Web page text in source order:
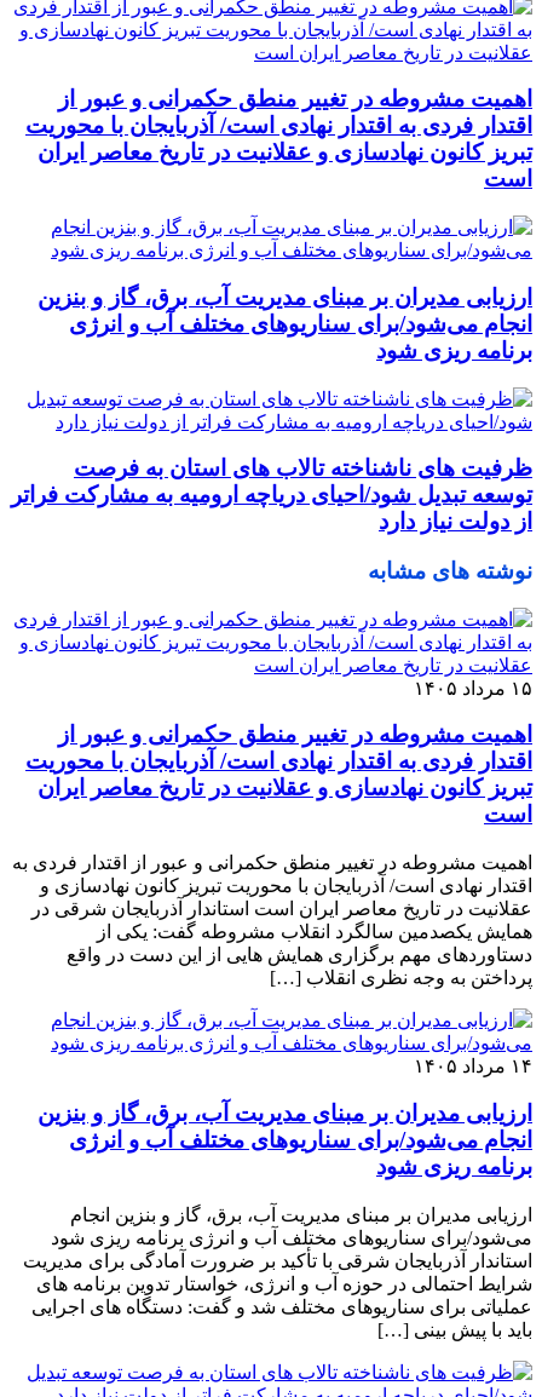
اهمیت مشروطه در تغییر منطق حکمرانی و عبور از
اقتدار فردی به اقتدار نهادی است/ آذربایجان با محوریت
تبریز کانون نهادسازی و عقلانیت در تاریخ معاصر ایران
است
ارزیابی مدیران بر مبنای مدیریت آب، برق، گاز و بنزین
انجام می‌شود/برای سناریوهای مختلف آب و انرژی
برنامه ‌ریزی شود
ظرفیت‌ های ناشناخته تالاب‌ های استان به فرصت
توسعه تبدیل شود/احیای دریاچه ارومیه به مشارکت فراتر
از دولت نیاز دارد
نوشته های مشابه
۱۵ مرداد ۱۴۰۵
اهمیت مشروطه در تغییر منطق حکمرانی و عبور از
اقتدار فردی به اقتدار نهادی است/ آذربایجان با محوریت
تبریز کانون نهادسازی و عقلانیت در تاریخ معاصر ایران
است
اهمیت مشروطه در تغییر منطق حکمرانی و عبور از اقتدار فردی به
اقتدار نهادی است/ آذربایجان با محوریت تبریز کانون نهادسازی و
عقلانیت در تاریخ معاصر ایران است استاندار آذربایجان شرقی در
همایش یکصدمین سالگرد انقلاب مشروطه گفت: یکی از
دستاوردهای مهم برگزاری همایش هایی از این دست در واقع
پرداختن به وجه نظری انقلاب […]
۱۴ مرداد ۱۴۰۵
ارزیابی مدیران بر مبنای مدیریت آب، برق، گاز و بنزین
انجام می‌شود/برای سناریوهای مختلف آب و انرژی
برنامه ‌ریزی شود
ارزیابی مدیران بر مبنای مدیریت آب، برق، گاز و بنزین انجام
می‌شود/برای سناریوهای مختلف آب و انرژی برنامه ‌ریزی شود
استاندار آذربایجان شرقی با تأکید بر ضرورت آمادگی برای مدیریت
شرایط احتمالی در حوزه آب و انرژی، خواستار تدوین برنامه ‌های
عملیاتی برای سناریوهای مختلف شد و گفت: دستگاه ‌های اجرایی
باید با پیش‌ بینی […]